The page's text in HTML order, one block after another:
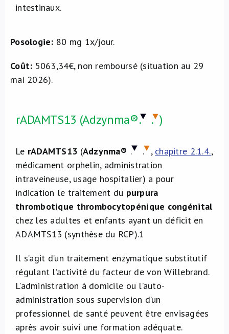
intestinaux.
Posologie: 80 mg 1x/jour.
Coût: 5063,34€, non remboursé (situation au 29
mai 2026).
rADAMTS13 (Adzynma®. . )
Le rADAMTS13 (Adzynma® . . , chapitre 2.1.4.,
médicament orphelin, administration
intraveineuse, usage hospitalier) a pour
indication le traitement du purpura
thrombotique thrombocytopénique congénital
chez les adultes et enfants ayant un déficit en
ADAMTS13 (synthèse du RCP).1
Il s’agit d’un traitement enzymatique substitutif
régulant l’activité du facteur de von Willebrand.
L’administration à domicile ou l’auto-
administration sous supervision d’un
professionnel de santé peuvent être envisagées
après avoir suivi une formation adéquate.